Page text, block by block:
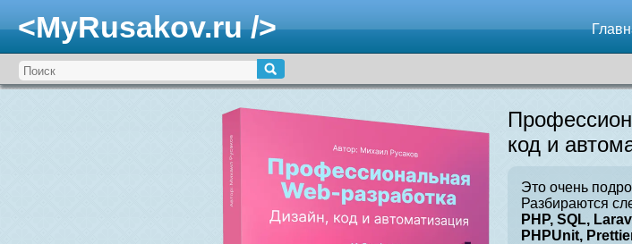
<MyRusakov.ru />
код и
Это очень
Разбираются
PHP, SQL,
PHPUnit,